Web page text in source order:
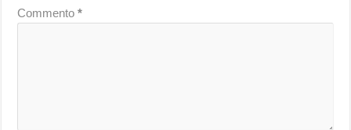
Commento*